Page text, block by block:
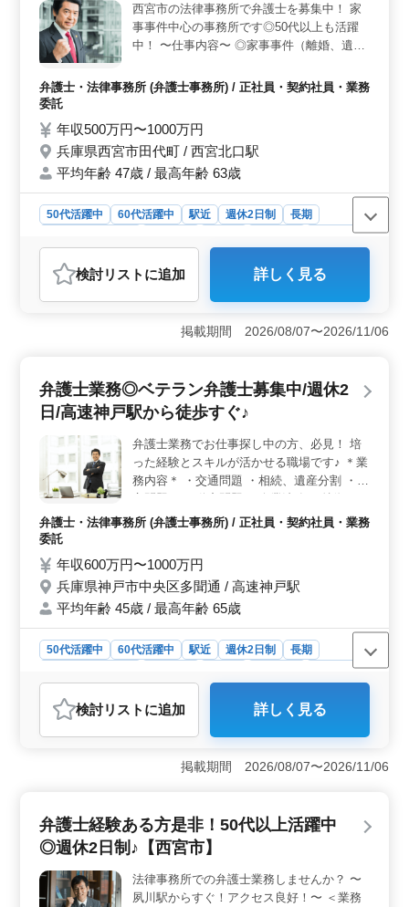
で通勤も便利にできます。土日祝日を含む年間休日124日
で、メリハリのある働き方が可能です。
西宮市の法律事務所で弁護士を募集中！ 家
事事件中心の事務所です◎50代以上も活躍
中！ 〜仕事内容〜 ◎家事事件（離婚、遺
交通事故（損害賠償請求、モラル事案、求償
個人受任可能 資格を活かして長く働きませ
んか？ ベテランの方やシニアの方のご応募
お待ちしております！
弁護士・法律事務所 (弁護士事務所) / 正社員・契約社員・業務
委託
年収500万円〜1000万円
兵庫県西宮市田代町 / 西宮北口駅
平均年齢 47歳 / 最高年齢 63歳
50代活躍中 60代活躍中 駅近 週休2日制
長期
業務委託
おすすめポイント
＜シニア活躍と仕事内容＞ 西宮市の法律事務所が弁護
士を募集です！シニア層が活躍中の企業で、家事事件中
心の案件に携わることができます。経験豊富な方や50代
故、一般民事に幅広い案件があります。これまでの経験
を活かして、法律事務所での長期キャリアを築けま
めで働きやすさ抜群です。社会保険完備しており、個人
受任可能で安心して働くことができます。駅から徒歩6分
とアクセスの良い好立地で通勤も便利です。
検討リスト に追加 詳しく見る
掲載期間 2026/08/07〜2026/11/06
弁護士業務◎ベテラン弁護士募集中/週休2
日/高速神戸駅から徒歩すぐ♪
弁護士業務でお仕事探し中の方、必見！ 培
った経験とスキルが活かせる職場です♪ ＊業
務内容＊ ・交通問題 ・相続、遺産分割 ・遺
言問題 ・不動産問題 ・企業法務 ＊特徴＊
・週休2日 ・交通費全額支給 ・アットホー
皆様のご応募おまちしております☆
弁護士・法律事務所 (弁護士事務所) / 正社員・契約社員・業務
委託
年収600万円〜1000万円
兵庫県神戸市中央区多聞通 / 高速神戸駅
平均年齢 45歳 / 最高年齢 65歳
50代活躍中 60代活躍中 駅近 週休2日制
長期
業務委託
おすすめポイント
＜弁護士業務の魅力＞ 本求人は、弁護士業務で多岐に
わたる案件を扱える点が魅力です。交通問題から不動産
問題まで、幅広い案件に携わることができます。さら
ど、ワークライフバランスを重視した働き方が可能で
す。交通費全額支給やアットホームな職場環境も嬉しい
キルを活かした案件を担当できるため、自身のスキルア
ップにつながります。さらに、希望条件や待遇も相談可
検討リスト に追加 詳しく見る
掲載期間 2026/08/07〜2026/11/06
弁護士経験ある方是非！50代以上活躍中
◎週休2日制♪【西宮市】
法律事務所での弁護士業務しませんか？ 〜
夙川駅からすぐ！アクセス良好！〜 ＜業務